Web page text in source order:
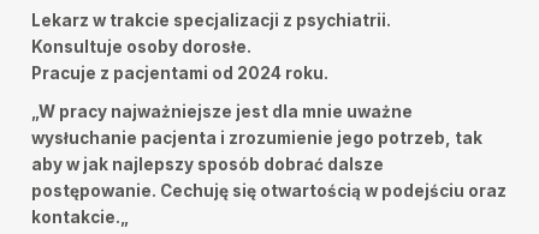
Lekarz w trakcie specjalizacji z psychiatrii.
Konsultuje osoby dorosłe.
Pracuje z pacjentami od 2024 roku.
„W pracy najważniejsze jest dla mnie uważne
wysłuchanie pacjenta i zrozumienie jego potrzeb, tak
aby w jak najlepszy sposób dobrać dalsze
postępowanie. Cechuję się otwartością w podejściu oraz
kontakcie.